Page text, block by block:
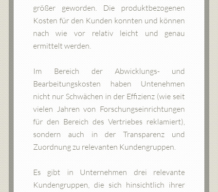
größer geworden. Die produktbezogenen
Kosten für den Kunden konnten und können
nach wie vor relativ leicht und genau
ermittelt werden.
Im Bereich der Abwicklungs- und
Bearbeitungskosten haben Untenehmen
nicht nur Schwächen in der Effizienz (wie seit
vielen Jahren von Forschungseinrichtungen
für den Bereich des Vertriebes reklamiert),
sondern auch in der Transparenz und
Zuordnung zu relevanten Kundengruppen.
Es gibt in Unternehmen drei relevante
Kundengruppen, die sich hinsichtlich ihrer